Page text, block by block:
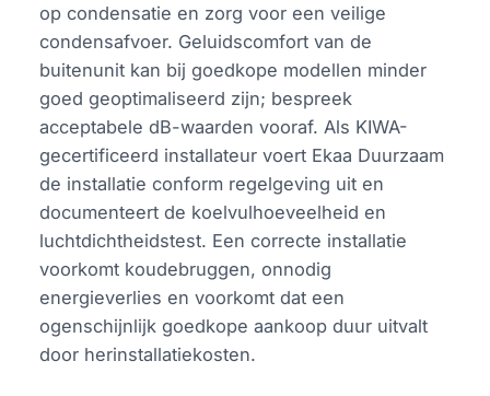
op condensatie en zorg voor een veilige
condensafvoer. Geluidscomfort van de
buitenunit kan bij goedkope modellen minder
goed geoptimaliseerd zijn; bespreek
acceptabele dB-waarden vooraf. Als KIWA-
gecertificeerd installateur voert Ekaa Duurzaam
de installatie conform regelgeving uit en
documenteert de koelvulhoeveelheid en
luchtdichtheidstest. Een correcte installatie
voorkomt koudebruggen, onnodig
energieverlies en voorkomt dat een
ogenschijnlijk goedkope aankoop duur uitvalt
door herinstallatiekosten.